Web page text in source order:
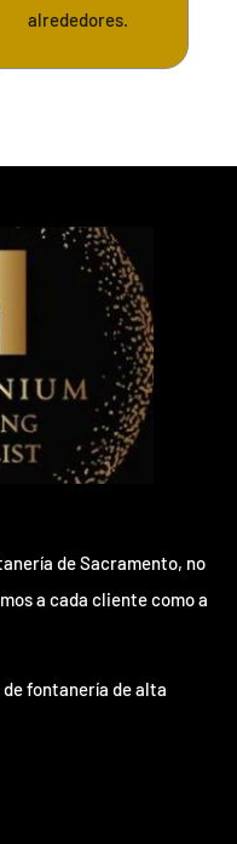
alrededores.
de Sacramento, no
a cada cliente como a
fontanería de alta